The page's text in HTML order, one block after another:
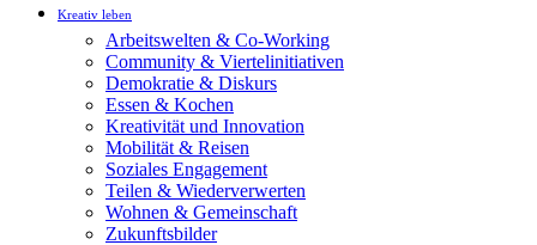
Kreativ leben
Arbeitswelten & Co-Working
Community & Viertelinitiativen
Demokratie & Diskurs
Essen & Kochen
Kreativität und Innovation
Mobilität & Reisen
Soziales Engagement
Teilen & Wiederverwerten
Wohnen & Gemeinschaft
Zukunftsbilder